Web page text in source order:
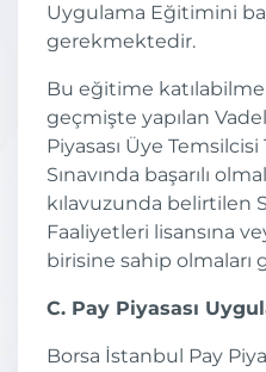
Uygulama Eğitimini
gerekmektedir.
Bu eğitime
geçmişte yapılan
Piyasası Üye
Sınavında başarılı
kılavuzunda belirtilen
Faaliyetleri lisansına
birisine sahip olmaları
C. Pay Piyasası
Borsa İstanbul Pay